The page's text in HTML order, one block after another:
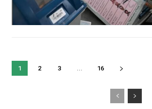
1 2 3 ... 16